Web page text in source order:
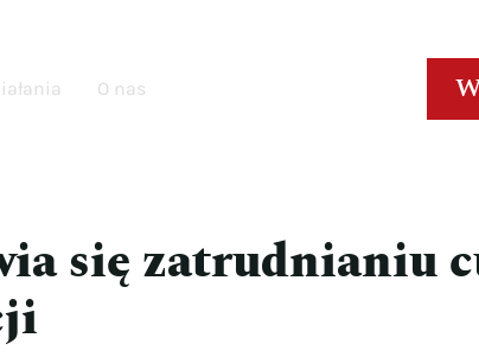
O nas
się zatrudnianiu